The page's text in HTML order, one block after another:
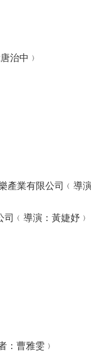
治中﹚
產業有限公司﹙導演
﹙導演：黃婕妤﹚
：曹雅雯﹚